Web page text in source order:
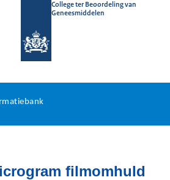
College ter Beoordeling van
Geneesmiddelen
filmomhuld